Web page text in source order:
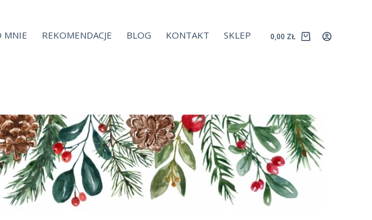
MNIE REKOMENDACJE BLOG KONTAKT SKLEP 0,00 ZŁ